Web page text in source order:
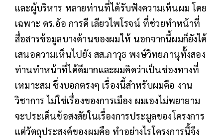
และผู้บริหาร หลายท่านที่ได้รับฟังความเห็นผม โดย
เฉพาะ ดร.อ้อ การดี เลียวไพโรจน์ ที่ช่วยทำหน้าที่
สื่อสารข้อมูลบางด้านของผมให้ นอกจากนี้ผมก็ยังได้
เสนอความเห็นไปยัง สส.ภาวุธ พงษ์วิทยภานุทั้งสอง
ท่านทำหน้าที่ได้ดีมากและผมคิดว่าเป็นช่องทางที่
เหมาะสม ซึ่งบอกตรงๆ เรื่องนี้สำหรับผมคือ งาน
วิชาการ ไม่ใช่เรื่องของการเมือง ผมเองไม่พยายาม
จะประเด็นข้อสงสัยในเรื่องการประมูลของโครงการ
แต่วัตถุประสงค์ของผมคือ ทำอย่างไรโครงการนี้จึง